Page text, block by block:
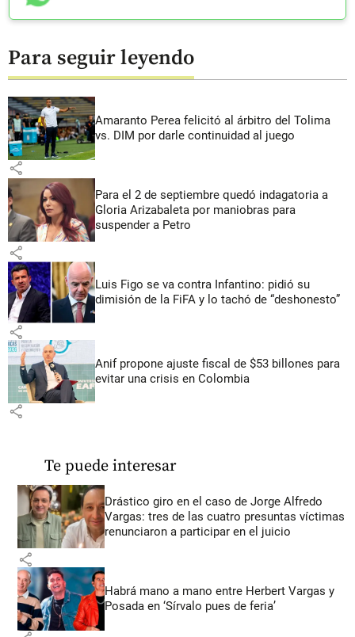
Para seguir leyendo
Amaranto Perea felicitó al árbitro del Tolima
vs. DIM por darle continuidad al juego
share
Para el 2 de septiembre quedó indagatoria a
Gloria Arizabaleta por maniobras para
suspender a Petro
share
Luis Figo se va contra Infantino: pidió su
dimisión de la FiFA y lo tachó de “deshonesto”
share
Anif propone ajuste fiscal de $53 billones para
evitar una crisis en Colombia
share
Te puede interesar
Drástico giro en el caso de Jorge Alfredo
Vargas: tres de las cuatro presuntas víctimas
renunciaron a participar en el juicio
share
Habrá mano a mano entre Herbert Vargas y
Posada en ‘Sírvalo pues de feria’